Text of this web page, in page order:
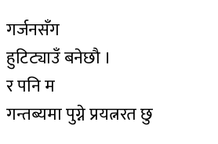
गर्जनसँग
हुटिट्याउँ बनेछौ ।
र पनि म
गन्तब्यमा पुग्ने प्रयत्नरत छु